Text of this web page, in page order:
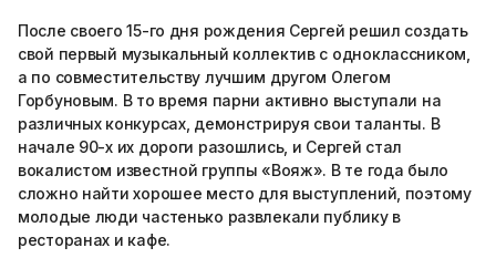
После своего 15-го дня рождения Сергей решил создать
свой первый музыкальный коллектив с одноклассником,
а по совместительству лучшим другом Олегом
Горбуновым. В то время парни активно выступали на
различных конкурсах, демонстрируя свои таланты. В
начале 90-х их дороги разошлись, и Сергей стал
вокалистом известной группы «Вояж». В те года было
сложно найти хорошее место для выступлений, поэтому
молодые люди частенько развлекали публику в
ресторанах и кафе.